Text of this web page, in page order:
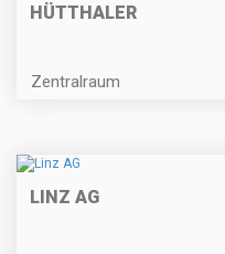
HÜTTHALER
Zentralraum
LINZ AG